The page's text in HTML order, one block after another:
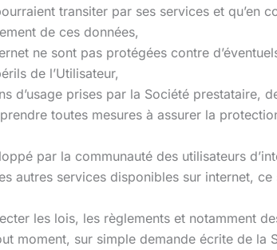
transiter par ses services et qu’en
de ces données,
ne sont pas protégées contre
de l’Utilisateur,
d’usage prises par la Société prestataire,
toutes mesures à assurer la
par la communauté des utilisateurs
autres services disponibles sur internet,
les lois, les règlements et notamment
moment, sur simple demande écrite de la